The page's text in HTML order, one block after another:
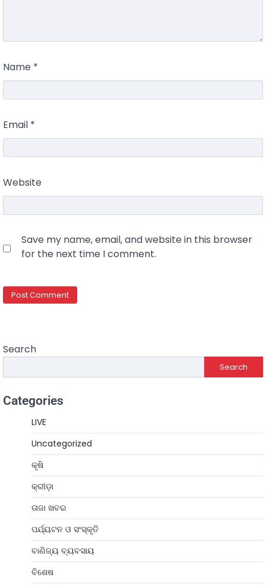
Name *
Email *
Website
Save my name, email, and website in this browser
for the next time I comment.
Search
Search
Categories
LIVE
Uncategorized
କୃଷି
କ୍ରୀଡ଼ା
ତାଜା ଖବର
ପର୍ଯ୍ୟଟନ ଓ ସଂସ୍କୃତି
ବାଣିଜ୍ୟ ବ୍ୟବସାୟ
ବିଶେଷ